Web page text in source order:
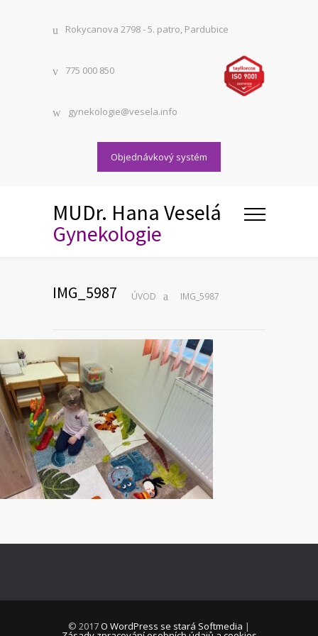
Rokycanova 2798 - 5. patro, Pardubice
775 000 850
gynekologie@vesela.info
Objednávkový systém
MUDr. Hana Veselá
Gynekologie
IMG_5987 ÚVOD IMG_5987
© 2017O WordPress se stará Softmedia |